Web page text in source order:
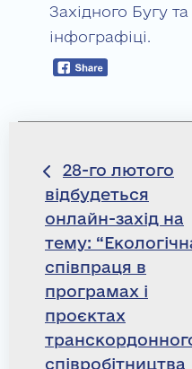
Західного Бугу
інфографіці.
Навігація
записів
28-го лютого
відбудеться
онлайн-захід на
тему:
співпраця в
програмах і
проєктах
співробітництва